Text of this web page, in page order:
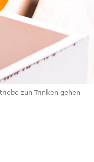
zun Trinken gehen